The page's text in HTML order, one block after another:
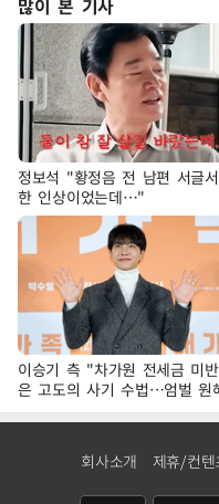
많이 본 기사
정보석 "황정음 전 남편 서글
한 인상이었는데…"
이승기 측 "차가원 전세금 미
은 고도의 사기 수법…엄벌 원
회사소개 제휴/컨